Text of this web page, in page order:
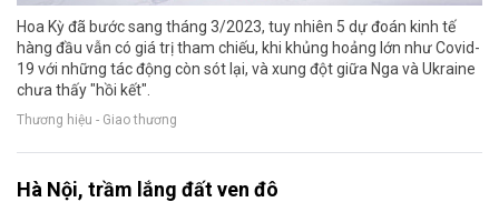
Hoa Kỳ đã bước sang tháng 3/2023, tuy nhiên 5 dự đoán kinh tế
hàng đầu vẫn có giá trị tham chiếu, khi khủng hoảng lớn như Covid-
19 với những tác động còn sót lại, và xung đột giữa Nga và Ukraine
chưa thấy "hồi kết".
Thương hiệu - Giao thương
Hà Nội, trầm lắng đất ven đô